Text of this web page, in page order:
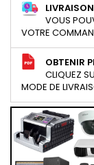
VOUS
VOTRE
OBTENIR
CLIQUEZ
MODE DE